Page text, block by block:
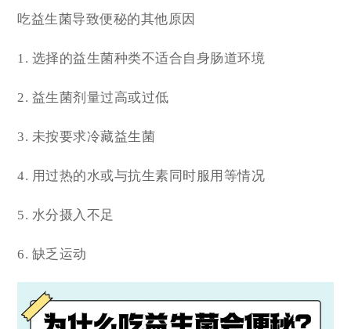
吃益生菌导致便秘的其他原因
1. 选择的益生菌种类不适合自身肠道环境
2. 益生菌剂量过高或过低
3. 未按要求冷藏益生菌
4. 用过热的水或与抗生素同时服用等情况
5. 水分摄入不足
6. 缺乏运动